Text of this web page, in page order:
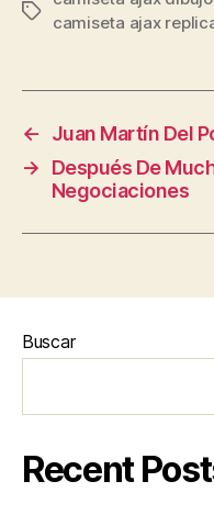
Etiquetas
camiseta ajax
←
Juan Martín Del
→
Después De
Negociaciones
Buscar
Recent